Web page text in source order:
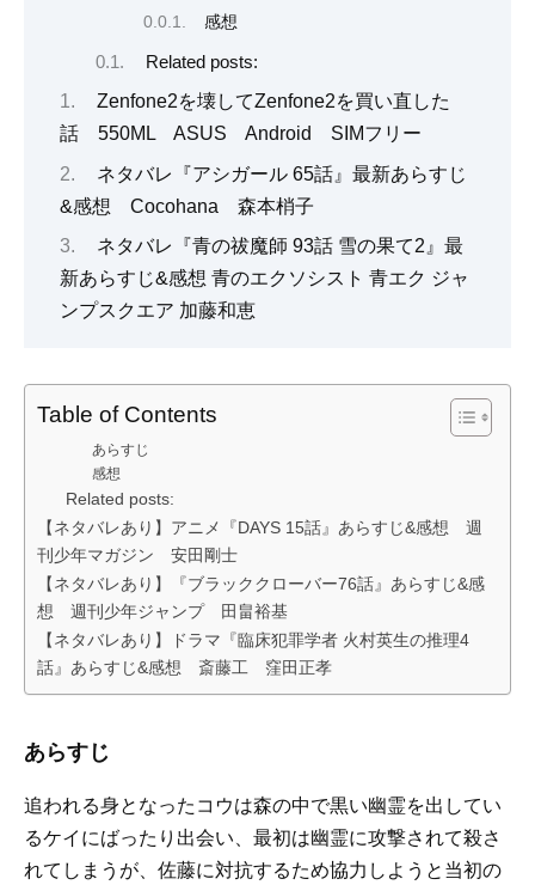
感想
Related posts:
Zenfone2を壊してZenfone2を買い直した
話 550ML ASUS Android SIMフリー
ネタバレ『アシガール 65話』最新あらすじ
&感想 Cocohana 森本梢子
ネタバレ『青の祓魔師 93話 雪の果て2』最
新あらすじ&感想 青のエクソシスト 青エク ジャ
ンプスクエア 加藤和恵
Table of Contents
あらすじ
感想
Related posts:
【ネタバレあり】アニメ『DAYS 15話』あらすじ&感想 週
刊少年マガジン 安田剛士
【ネタバレあり】『ブラッククローバー76話』あらすじ&感
想 週刊少年ジャンプ 田畠裕基
【ネタバレあり】ドラマ『臨床犯罪学者 火村英生の推理4
話』あらすじ&感想 斎藤工 窪田正孝
あらすじ
追われる身となったコウは森の中で黒い幽霊を出してい
るケイにばったり出会い、最初は幽霊に攻撃されて殺さ
れてしまうが、佐藤に対抗するため協力しようと当初の